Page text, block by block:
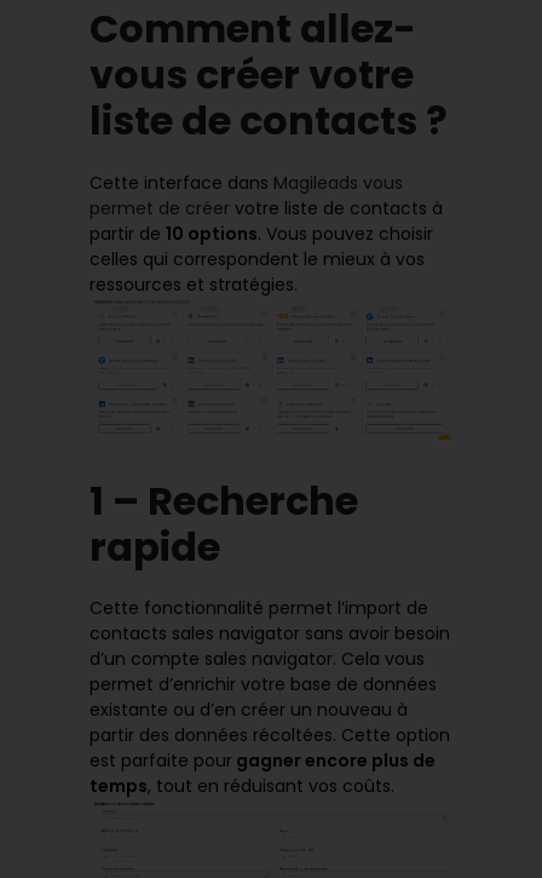
Comment allez-
vous créer votre
liste de contacts ?
Cette interface dans Magileads vous
permet de créer votre liste de contacts à
partir de 10 options. Vous pouvez choisir
celles qui correspondent le mieux à vos
ressources et stratégies.
1 – Recherche
rapide
Cette fonctionnalité permet l’import de
contacts sales navigator sans avoir besoin
d’un compte sales navigator. Cela vous
permet d’enrichir votre base de données
existante ou d’en créer un nouveau à
partir des données récoltées. Cette option
est parfaite pour gagner encore plus de
temps, tout en réduisant vos coûts.